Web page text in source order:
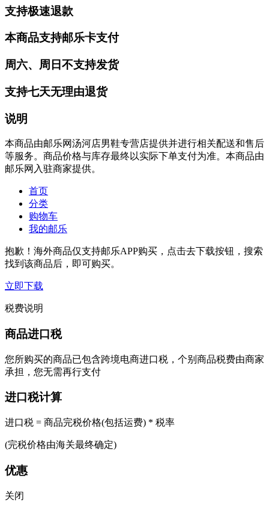
支持极速退款
本商品支持邮乐卡支付
周六、周日不支持发货
支持七天无理由退货
说明
本商品由邮乐网汤河店男鞋专营店提供并进行相关配送和售后
等服务。商品价格与库存最终以实际下单支付为准。本商品由
邮乐网入驻商家提供。
首页
分类
购物车
我的邮乐
抱歉！海外商品仅支持邮乐APP购买，点击去下载按钮，搜索
找到该商品后，即可购买。
立即下载
税费说明
商品进口税
您所购买的商品已包含跨境电商进口税，个别商品税费由商家
承担，您无需再行支付
进口税计算
进口税 = 商品完税价格(包括运费) * 税率
(完税价格由海关最终确定)
优惠
关闭